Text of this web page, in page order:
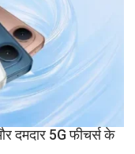
दस्तक!
8000mAh
बैटरी,
7-
इंच
डिस्प्ले
और
Snapdragon
दमदार 5G फीचर्स के